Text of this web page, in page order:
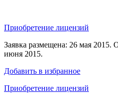
Приобретение лицензий
Заявка размещена: 26 мая 2015.
июня 2015.
Добавить в избранное
Приобретение лицензий